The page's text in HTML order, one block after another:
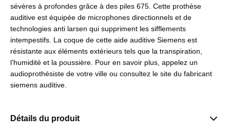
sévères à profondes grâce à des piles 675. Cette prothèse
auditive est équipée de microphones directionnels et de
technologies anti larsen qui suppriment les sifflements
intempestifs. La coque de cette aide auditive Siemens est
résistante aux éléments extérieurs tels que la transpiration,
l’humidité et la poussière. Pour en savoir plus, appelez un
audioprothésiste de votre ville ou consultez le site du fabricant
siemens auditive.
Détails du produit